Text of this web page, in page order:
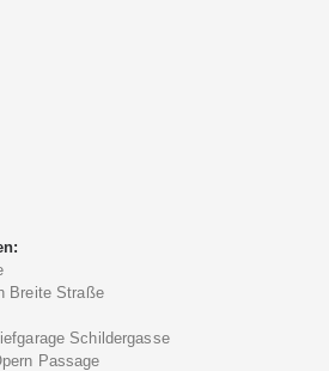
Breite Straße
Schildergasse
Passage